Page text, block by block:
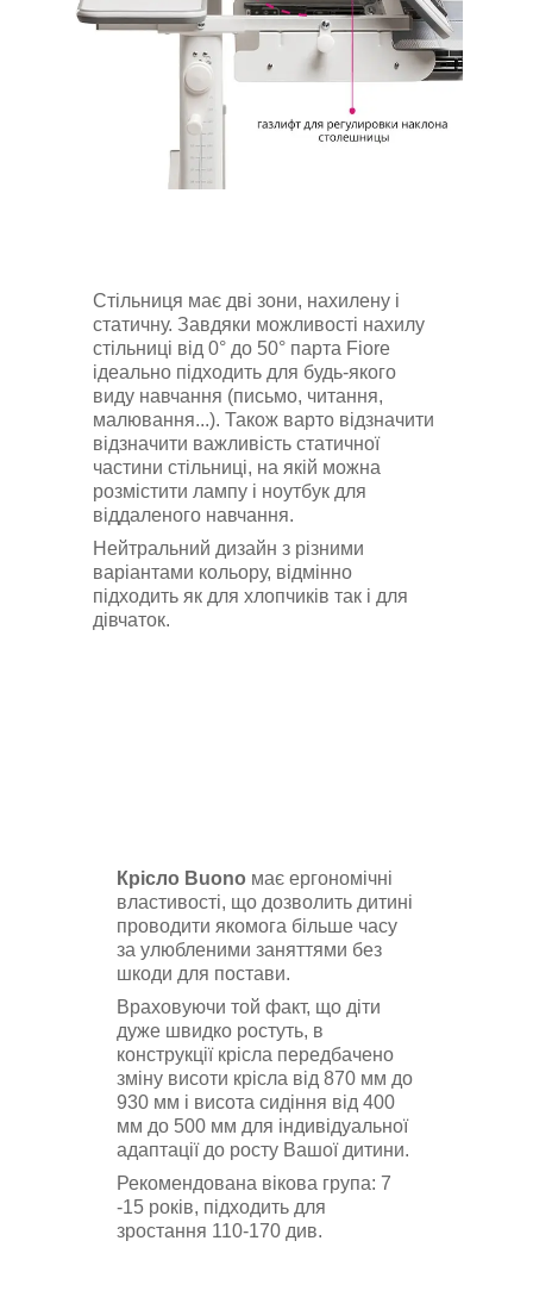
Стільниця має дві зони, нахилену і
статичну. Завдяки можливості нахилу
стільниці від 0° до 50° парта Fiore
ідеально підходить для будь-якого
виду навчання (письмо, читання,
малювання...). Також варто відзначити
відзначити важливість статичної
частини стільниці, на якій можна
розмістити лампу і ноутбук для
віддаленого навчання.
Нейтральний дизайн з різними
варіантами кольору, відмінно
підходить як для хлопчиків так і для
дівчаток.
Крісло Buono має ергономічні
властивості, що дозволить дитині
проводити якомога більше часу
за улюбленими заняттями без
шкоди для постави.
Враховуючи той факт, що діти
дуже швидко ростуть, в
конструкції крісла передбачено
зміну висоти крісла від 870 мм до
930 мм і висота сидіння від 400
мм до 500 мм для індивідуальної
адаптації до росту Вашої дитини.
Рекомендована вікова група: 7
-15 років, підходить для
зростання 110-170 див.